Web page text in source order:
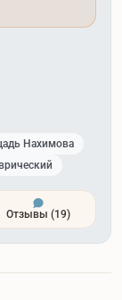
Нахимова
Отзывы (19)